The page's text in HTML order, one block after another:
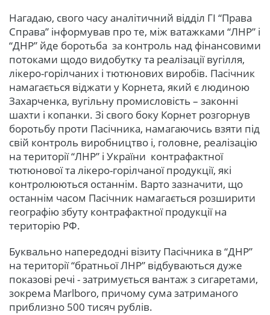
Нагадаю, свого часу аналітичний відділ ГІ “Права
Справа” інформував про те, між ватажками “ЛНР” і
“ДНР” йде боротьба за контроль над фінансовими
потоками щодо видобутку та реалізації вугілля,
лікеро-горілчаних і тютюнових виробів. Пасічник
намагається віджати у Корнета, який є людиною
Захарченка, вугільну промисловість – законні
шахти і копанки. Зі свого боку Корнет розгорнув
боротьбу проти Пасічника, намагаючись взяти під
свій контроль виробництво і, головне, реалізацію
на території “ЛНР” і України контрафактної
тютюнової та лікеро-горілчаної продукції, які
контролюються останнім. Варто зазначити, що
останнім часом Пасічник намагається розширити
географію збуту контрафактної продукції на
територію РФ.
Буквально напередодні візиту Пасічника в “ДНР”
на території “братньої ЛНР” відбуваються дуже
показові речі - затримується вантаж з сигаретами,
зокрема Marlboro, причому сума затриманого
приблизно 500 тисяч рублів.